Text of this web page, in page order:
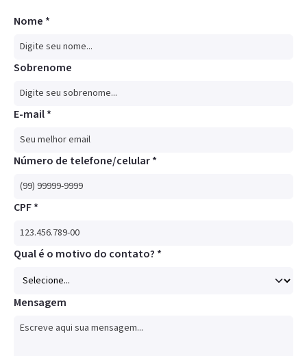
Nome *
Sobrenome
E-mail *
Número de telefone/celular *
CPF *
Qual é o motivo do contato? *
Mensagem